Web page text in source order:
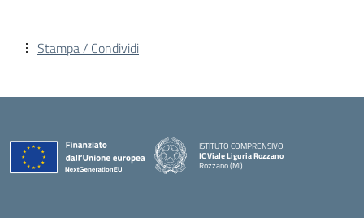
Stampa / Condividi
ISTITUTO COMPRENSIVO
IC Viale Liguria Rozzano
Rozzano (MI)